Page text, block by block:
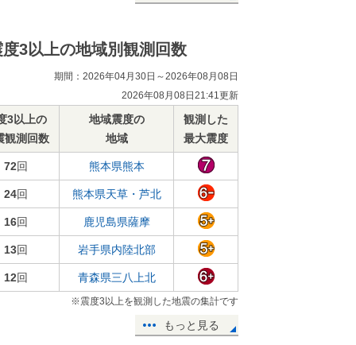
度3以上の地域別観測回数
期間：2026年04月30日～2026年08月08日
2026年08月08日21:41更新
3以上の
観測回数
地域震度の
地域
観測した
最大震度
72回 熊本県熊本
24回 熊本県天草・芦北
16回 鹿児島県薩摩
13回 岩手県内陸北部
12回 青森県三八上北
※震度3以上を観測した地震の集計です
もっと見る